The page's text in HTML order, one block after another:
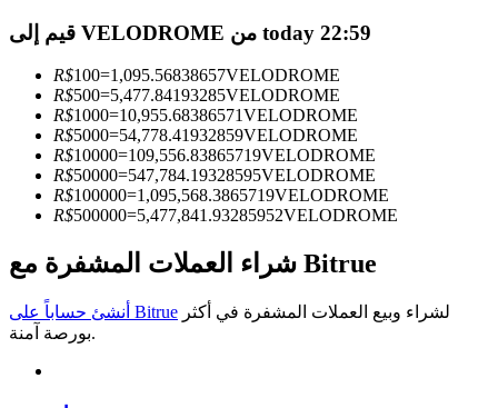
معلومة
تحليل البيانات الضخمة بما في ذلك المعلومات التجارية، وما
إلى ذلك.
قيم إلى VELODROME من today 22:59
R$100=1,095.56838657VELODROME
R$500=5,477.84193285VELODROME
R$1000=10,955.68386571VELODROME
R$5000=54,778.41932859VELODROME
R$10000=109,556.83865719VELODROME
R$50000=547,784.19328595VELODROME
R$100000=1,095,568.3865719VELODROME
R$500000=5,477,841.93285952VELODROME
شراء العملات المشفرة مع Bitrue
أنشئ حساباً على Bitrue
بورصة آمنة.